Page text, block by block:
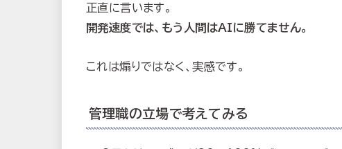
正直に言います。
開発速度では、もう人間はAIに勝てません。
これは煽りではなく、実感です。
管理職の立場で考えてみる